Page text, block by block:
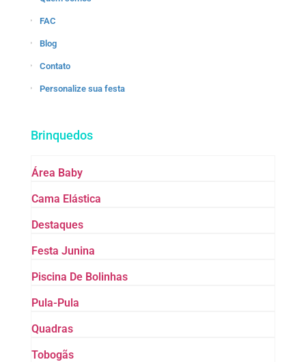
FAC
Blog
Contato
Personalize sua festa
Brinquedos
Área Baby
Cama Elástica
Destaques
Festa Junina
Piscina De Bolinhas
Pula-Pula
Quadras
Tobogãs